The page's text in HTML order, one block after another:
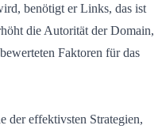
benötigt er Links, das ist
die Autorität der Domain,
Faktoren für das
der effektivsten Strategien,